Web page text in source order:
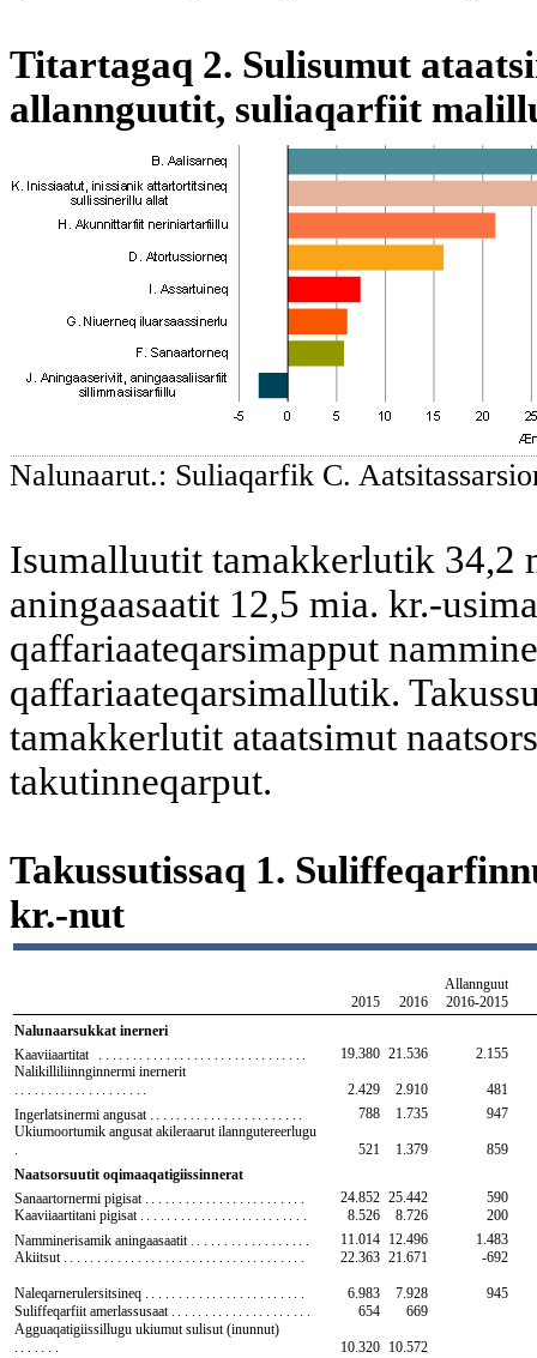
Titartagaq 2. Sulisumut
allannguutit, suliaqarfiit
Nalunaarut.: Suliaqarfik C.
Isumalluutit tamakkerlutik 34,2
aningaasaatit 12,5 mia. kr.-
qaffariaateqarsimapput
qaffariaateqarsimallutik.
tamakkerlutit ataatsimut
takutinneqarput.
Takussutissaq 1.
kr.-nut
2015 2016
Allannguut
2016-2015
Nalunaarsukkat inerneri
Kaaviiaartitat
19.380 21.536
2.155
Nalikilliliinnginnermi inernerit
....................
2.429 2.910
481
Ingerlatsinermi angusat
788 1.735
947
Ukiumoortumik angusat akileraarut ilanngutereerlugu
.
521 1.379
859
Naatsorsuutit oqimaaqatigiissinnerat
Sanaartornermi pigisat
24.852 25.442
590
Kaaviiaartitani pigisat ......................... 8.526 8.726
200
Namminerisamik aningaasaatit
11.014 12.496
1.483
Akiitsut .................................... 22.363 21.671 -692
Naleqarnerulersitsineq ........................ 6.983 7.928
945
Suliffeqarfiit amerlassusaat ..................... 654
669
Agguaqatigiissillugu ukiumut sulisut (inunnut)
.......
10.320 10.572